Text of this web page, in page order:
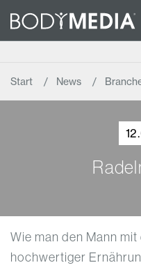
Start News
Wie man den Mann
hochwertiger